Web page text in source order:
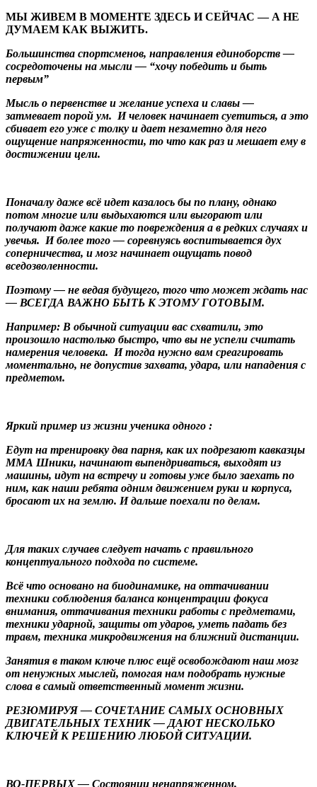
МЫ ЖИВЕМ В МОМЕНТЕ ЗДЕСЬ И СЕЙЧАС — А НЕ
ДУМАЕМ КАК ВЫЖИТЬ.
Большинства спортсменов, направления единоборств —
сосредоточены на мысли — “хочу победить и быть
первым”
Мысль о первенстве и желание успеха и славы —
затмевает порой ум. И человек начинает суетиться, а это
сбивает его уже с толку и дает незаметно для него
ощущение напряженности, то что как раз и мешает ему в
достижении цели.
Поначалу даже всё идет казалось бы по плану, однако
потом многие или выдыхаются или выгорают или
получают даже какие то повреждения а в редких случаях и
увечья. И более того — соревнуясь воспитывается дух
соперничества, и мозг начинает ощущать повод
вседозволенности.
Поэтому — не ведая будущего, того что может ждать нас
— ВСЕГДА ВАЖНО БЫТЬ К ЭТОМУ ГОТОВЫМ.
Например: В обычной ситуации вас схватили, это
произошло настолько быстро, что вы не успели считать
намерения человека. И тогда нужно вам среагировать
моментально, не допустив захвата, удара, или нападения с
предметом.
Яркий пример из жизни ученика одного :
Едут на тренировку два парня, как их подрезают кавказцы
ММА Шники, начинают выпендриваться, выходят из
машины, идут на встречу и готовы уже было заехать по
ним, как наши ребята одним движением руки и корпуса,
бросают их на землю. И дальше поехали по делам.
Для таких случаев следует начать с правильного
концептуального подхода по системе.
Всё что основано на биодинамике, на оттачивании
техники соблюдения баланса концентрации фокуса
внимания, оттачивания техники работы с предметами,
техники ударной, защиты от ударов, уметь падать без
травм, техника микродвижения на ближний дистанции.
Занятия в таком ключе плюс ещё освобождают наш мозг
от ненужных мыслей, помогая нам подобрать нужные
слова в самый ответственный момент жизни.
РЕЗЮМИРУЯ — СОЧЕТАНИЕ САМЫХ ОСНОВНЫХ
ДВИГАТЕЛЬНЫХ ТЕХНИК — ДАЮТ НЕСКОЛЬКО
КЛЮЧЕЙ К РЕШЕНИЮ ЛЮБОЙ СИТУАЦИИ.
ВО-ПЕРВЫХ — Состоянии ненапряженном,